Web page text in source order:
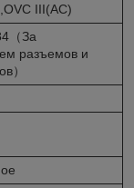
III(AC)
（За
разъемов и
）